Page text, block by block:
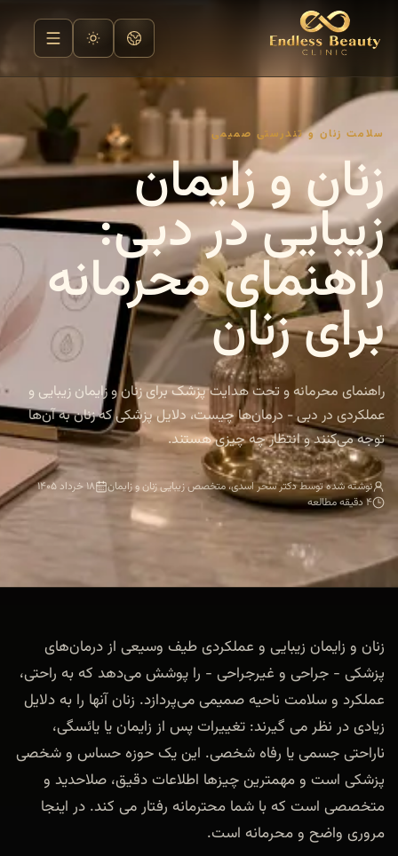
سلامت زنان و تندرستی صمیمی
زنان و زایمان
زیبایی در دبی:
راهنمای محرمانه
برای زنان
راهنمای محرمانه و تحت هدایت پزشک برای زنان و زایمان زیبایی و
عملکردی در دبی - درمان‌ها چیست، دلایل پزشکی که زنان به آن‌ها
توجه می‌کنند و انتظار چه چیزی هستند.
نوشته شده توسط دکتر سحر اسدی، متخصص زیبایی زنان و زایمان
۱۸ خرداد ۱۴۰۵
۴ دقیقه مطالعه
زنان و زایمان زیبایی و عملکردی طیف وسیعی از درمان‌های
پزشکی - جراحی و غیرجراحی - را پوشش می‌دهد که به راحتی،
عملکرد و سلامت ناحیه صمیمی می‌پردازد. زنان آنها را به دلایل
زیادی در نظر می گیرند: تغییرات پس از زایمان یا یائسگی،
ناراحتی جسمی یا رفاه شخصی. این یک حوزه حساس و شخصی
پزشکی است و مهمترین چیزها اطلاعات دقیق، صلاحدید و
متخصصی است که با شما محترمانه رفتار می کند. در اینجا
مروری واضح و محرمانه است.